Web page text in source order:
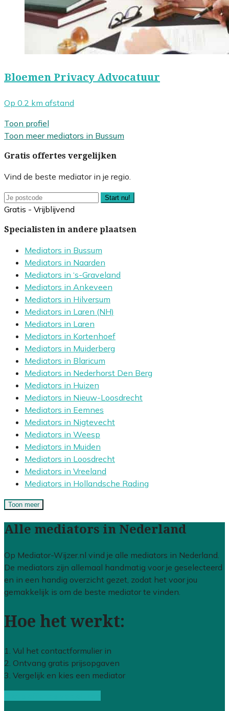
Bloemen Privacy Advocatuur
Op 0.2 km afstand
Toon profiel
Toon meer mediators in Bussum
Gratis offertes vergelijken
Vind de beste mediator in je regio.
Start nu!
Gratis - Vrijblijvend
Specialisten in andere plaatsen
Mediators in Bussum
Mediators in Naarden
Mediators in ‘s-Graveland
Mediators in Ankeveen
Mediators in Hilversum
Mediators in Laren (NH)
Mediators in Laren
Mediators in Kortenhoef
Mediators in Muiderberg
Mediators in Blaricum
Mediators in Nederhorst Den Berg
Mediators in Huizen
Mediators in Nieuw-Loosdrecht
Mediators in Eemnes
Mediators in Nigtevecht
Mediators in Weesp
Mediators in Muiden
Mediators in Loosdrecht
Mediators in Vreeland
Mediators in Hollandsche Rading
Toon meer
Alle mediators in Nederland
Op Mediator-Wijzer.nl vind je alle mediators in Nederland.
De mediators zijn allemaal handmatig voor je geselecteerd
en in een handig overzicht gezet, zodat het voor jou
gemakkelijk is om de beste mediator te vinden.
Hoe het werkt:
1. Vul het contactformulier in
2. Ontvang gratis prijsopgaven
3. Vergelijk en kies een mediator